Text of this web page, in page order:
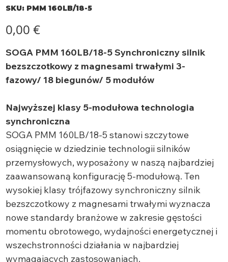
SKU: SKU
PMM
PMM 160LB/18-5
0,00 €
SOGA PMM 160LB/18-5 Synchroniczny silnik
bezszczotkowy z magnesami trwałymi 3-
fazowy/ 18 biegunów/ 5 modułów
Najwyższej klasy 5-modułowa technologia
synchroniczna
SOGA PMM 160LB/18-5 stanowi szczytowe
osiągnięcie w dziedzinie technologii silników
przemysłowych, wyposażony w naszą najbardziej
zaawansowaną konfigurację 5-modułową. Ten
wysokiej klasy trójfazowy synchroniczny silnik
bezszczotkowy z magnesami trwałymi wyznacza
nowe standardy branżowe w zakresie gęstości
momentu obrotowego, wydajności energetycznej i
wszechstronności działania w najbardziej
wymagających zastosowaniach.